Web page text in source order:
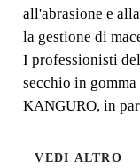
all'abrasione e
la gestione di
I professionisti
secchio in
KANGURO, in
VEDI ALTRO